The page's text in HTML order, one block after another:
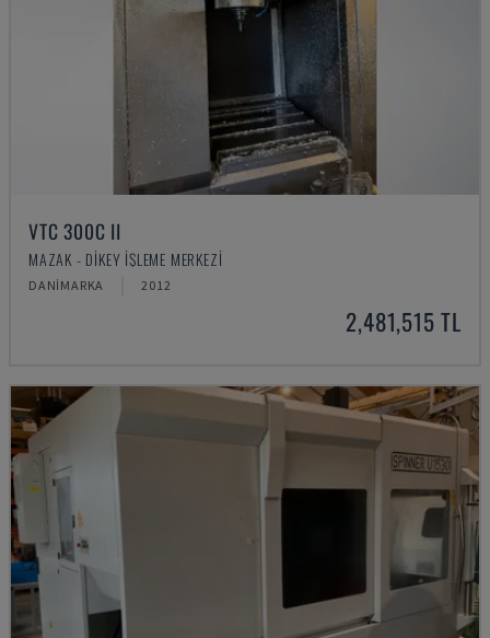
VTC 300C II
MAZAK - DIKEY İŞLEME MERKEZI
DANIMARKA 2012
2,481,515 TL